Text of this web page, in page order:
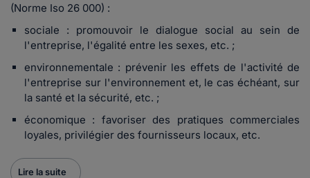
(Norme Iso 26 000) :
sociale : promouvoir le dialogue social au sein de
l'entreprise, l'égalité entre les sexes, etc. ;
environnementale : prévenir les effets de l'activité de
l'entreprise sur l'environnement et, le cas échéant, sur
la santé et la sécurité, etc. ;
économique : favoriser des pratiques commerciales
loyales, privilégier des fournisseurs locaux, etc.
Lire la suite